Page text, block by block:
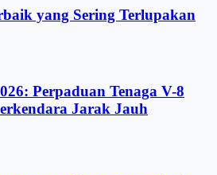
yang Sering Terlupakan
Perpaduan Tenaga V-8
Jarak Jauh